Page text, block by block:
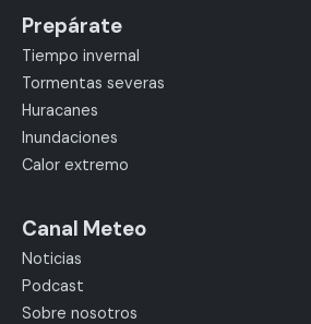
Prepárate
Tiempo invernal
Tormentas severas
Huracanes
Inundaciones
Calor extremo
Canal Meteo
Noticias
Podcast
Sobre nosotros